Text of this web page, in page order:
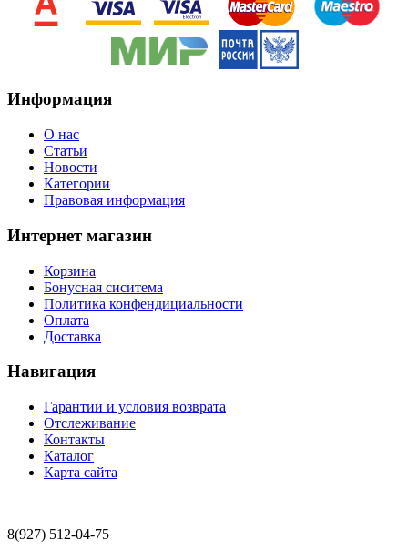
Информация
O нас
Статьи
Новости
Категории
Правовая информация
Интернет магазин
Корзина
Бонусная сиситема
Политика конфендициальности
Оплата
Доставка
Навигация
Гарантии и условия возврата
Отслеживание
Контакты
Каталог
Карта сайта
8(927) 512-04-75